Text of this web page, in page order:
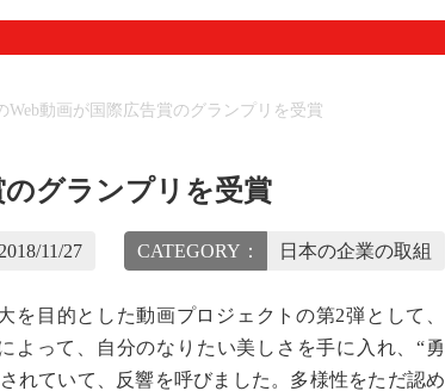
Web動画が国際広告賞のグランプリを受賞
のグランプリを受賞
2018/11/27 CATEGORY： 日本の企業の取組
目的とした動画プロジェクトの第2弾として、
よって、自分のなりたい美しさを手に入れ、“勇
れていて、反響を呼びました。多様性をただ認め